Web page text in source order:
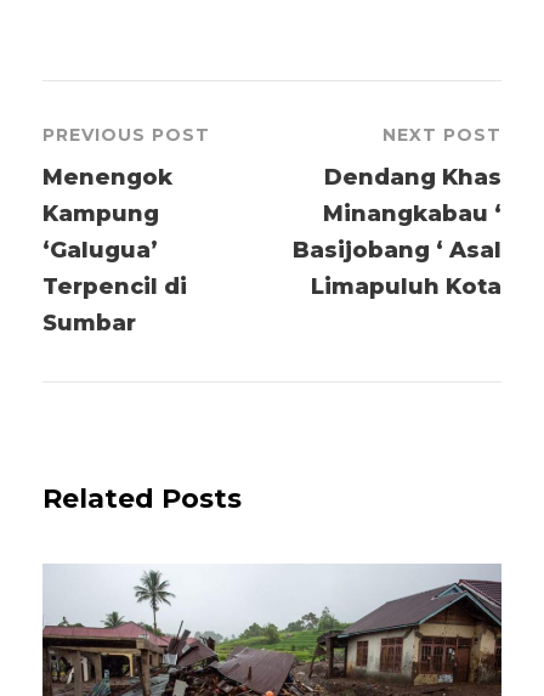
PREVIOUS POST
Menengok
Kampung
‘Galugua’
Terpencil di
Sumbar
NEXT POST
Dendang Khas
Minangkabau ‘
Basijobang ‘ Asal
Limapuluh Kota
Related Posts